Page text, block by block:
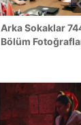
Arka Sokaklar
Bölüm